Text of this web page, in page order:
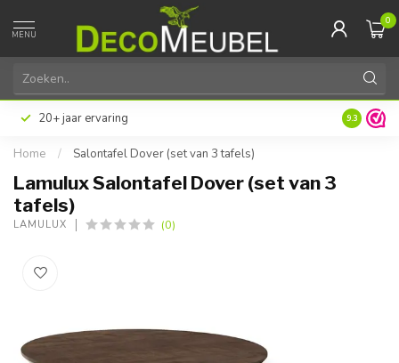
MENU
0
20+ jaar ervaring 9.3
Home / Salontafel Dover (set van 3 tafels)
Lamulux Salontafel Dover (set van 3
tafels)
LAMULUX (0)